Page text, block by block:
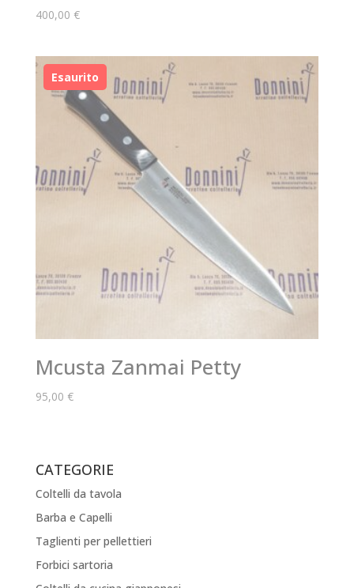
400,00 €
Mcusta Zanmai Petty
95,00 €
CATEGORIE
Coltelli da tavola
Barba e Capelli
Taglienti per pellettieri
Forbici sartoria